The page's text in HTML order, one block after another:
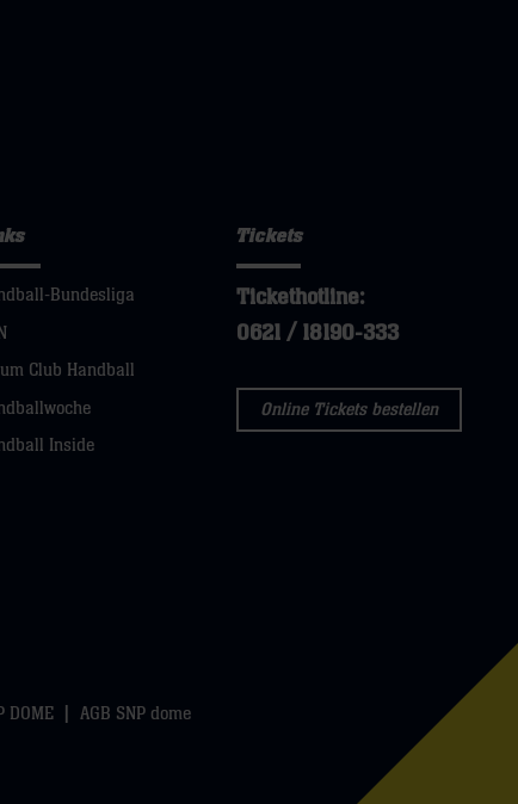
Bundesliga
Club Handball
Inside
Tickets
Tickethotline:
0621 / 18190-333
Online Tickets bestellen
DOME AGB SNP dome